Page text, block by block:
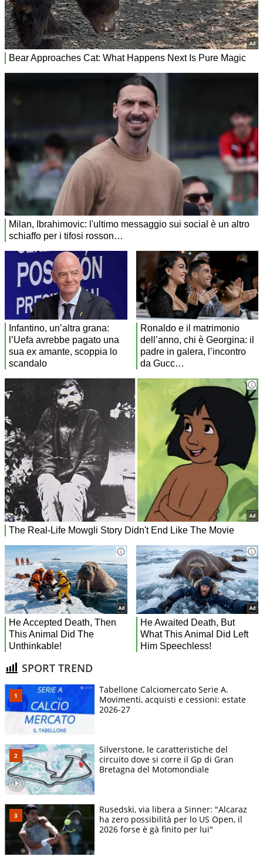
SPORT TREND
Tabellone Calciomercato Serie A.
Movimenti, acquisti e cessioni: estate
2026-27
Silverstone, le caratteristiche del
circuito dove si corre il Gp di Gran
Bretagna del Motomondiale
Rusedski, via libera a Sinner: "Alcaraz
ha zero possibilità per lo US Open, il
2026 forse è gà finito per lui"